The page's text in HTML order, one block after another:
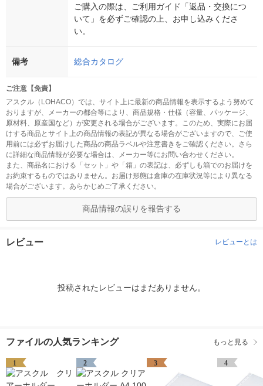
ご購入の際は、ご利用ガイド「返品・交換につ
いて」を必ずご確認の上、お申し込みくださ
い。
備考 総合カタログ
ご注意【免責】
アスクル（LOHACO）では、サイト上に最新の商品情報を表示するよう努めて
おりますが、メーカーの都合等により、商品規格・仕様（容量、パッケージ、
原材料、原産国など）が変更される場合がございます。このため、実際にお届
けする商品とサイト上の商品情報の表記が異なる場合がございますので、ご使
用前には必ずお届けした商品の商品ラベルや注意書きをご確認ください。さら
に詳細な商品情報が必要な場合は、メーカー等にお問い合わせください。
また、商品名における「セット」や「箱」の表記は、必ずしも箱でのお届けを
お約束するものではありません。お届け形態は倉庫の在庫状況等により異なる
場合がございます。あらかじめご了承ください。
商品情報の誤りを報告する
レビュー レビューとは
投稿されたレビューはまだありません。
ファイルの人気ランキング もっと見る
1 2 3 4